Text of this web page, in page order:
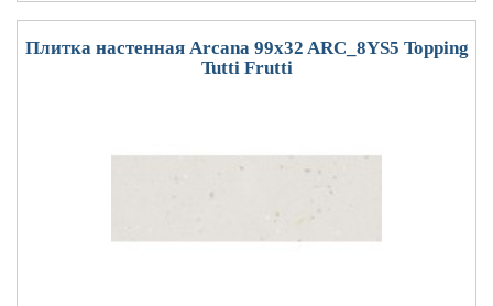
Плитка настенная Arcana 99x32 ARC_8YS5 Topping
Tutti Frutti